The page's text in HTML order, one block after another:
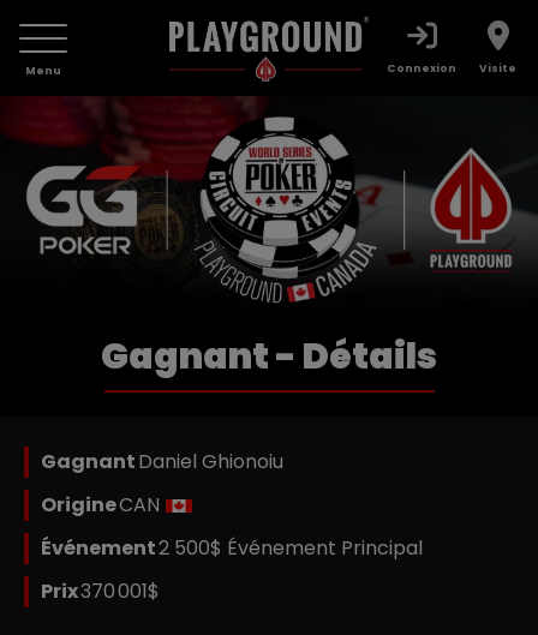
Menu Connexion Visite
Gagnant - Détails
GagnantDaniel Ghionoiu
OrigineCAN
Événement2 500$ Événement Principal
Prix370 001$